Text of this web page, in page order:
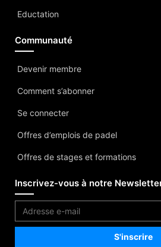
Eductation
Communauté
Devenir membre
Comment s’abonner
Se connecter
Offres d’emplois de padel
Offres de stages et formations
Inscrivez-vous à notre